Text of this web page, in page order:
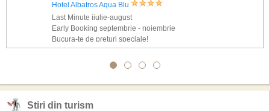
Hotel Albatros Aqua Blu
Last Minute iiulie-august
Early Booking septembrie - noiembrie
Bucura-te de preturi speciale!
Stiri din turism